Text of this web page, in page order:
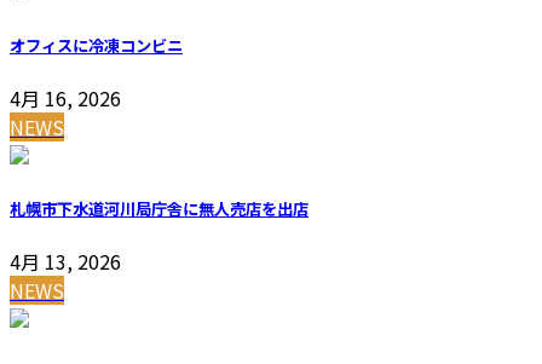
オフィスに冷凍コンビニ
4月 16, 2026
NEWS
札幌市下水道河川局庁舎に無人売店を出店
4月 13, 2026
NEWS